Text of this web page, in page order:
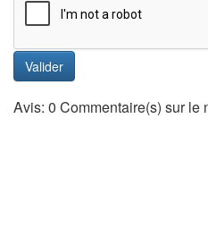
Valider
Avis: 0 Commentaire(s) sur le